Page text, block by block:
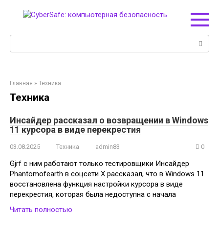
Главная » Техника
Техника
Инсайдер рассказал о возвращении в Windows
11 курсора в виде перекрестия
03.08.2025 Техника admin83 0
Gjrf с ним работают только тестировщики Инсайдер
Phantomofearth в соцсети Х рассказал, что в Windows 11
восстановлена функция настройки курсора в виде
перекрестия, которая была недоступна с начала
Читать полностью